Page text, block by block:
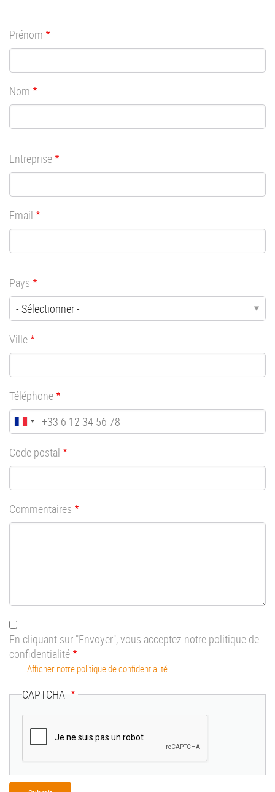
Prénom
Nom
Entreprise
Email
Pays
Ville
Téléphone
Code postal
Commentaires
En cliquant sur "Envoyer", vous acceptez notre politique de
confidentialité
Afficher notre politique de confidentialité
CAPTCHA